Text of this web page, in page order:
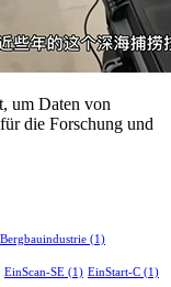
um Daten von
die Forschung und
Bergbauindustrie (1)
EinScan-SE (1) EinStart-C (1)